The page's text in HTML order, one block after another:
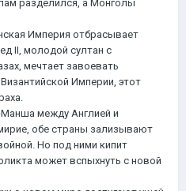
разделился, а Монголы
Империя отбрасывает
II, молодой султан с
мечтает завоевать
Империи, этот
Манша между Англией и
обе страны зализывают
Но под ними кипит
может вспыхнуть с новой